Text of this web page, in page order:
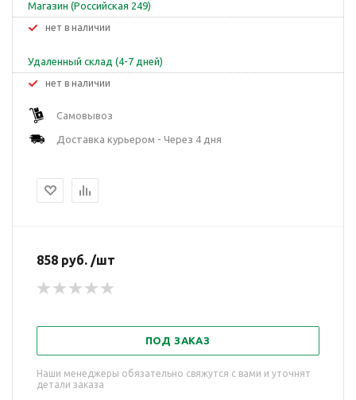
Магазин (Российская 249)
Нет в наличии
Удаленный склад (4-7 дней)
Нет в наличии
Самовывоз
Доставка курьером - Через 4 дня
858 руб. /шт
ПОД ЗАКАЗ
Наши менеджеры обязательно свяжутся с вами и уточнят
детали заказа